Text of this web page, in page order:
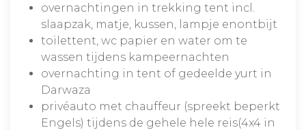
overnachtingen in trekking tent incl.
slaapzak, matje, kussen, lampje enontbijt
toilettent, wc papier en water om te
wassen tijdens kampeernachten
overnachting in tent of gedeelde yurt in
Darwaza
privéauto met chauffeur (spreekt beperkt
Engels) tijdens de gehele hele reis(4x4 in